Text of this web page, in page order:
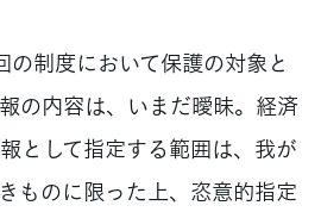
の制度において保護の対象と
の内容は、いまだ曖昧。経済
として指定する範囲は、我が
ものに限った上、恣意的指定